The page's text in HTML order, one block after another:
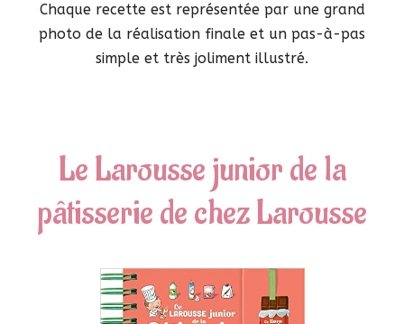
Chaque recette est représentée par une grand
photo de la réalisation finale et un pas-à-pas
simple et très joliment illustré.
Le Larousse junior de la
pâtisserie de chez Larousse